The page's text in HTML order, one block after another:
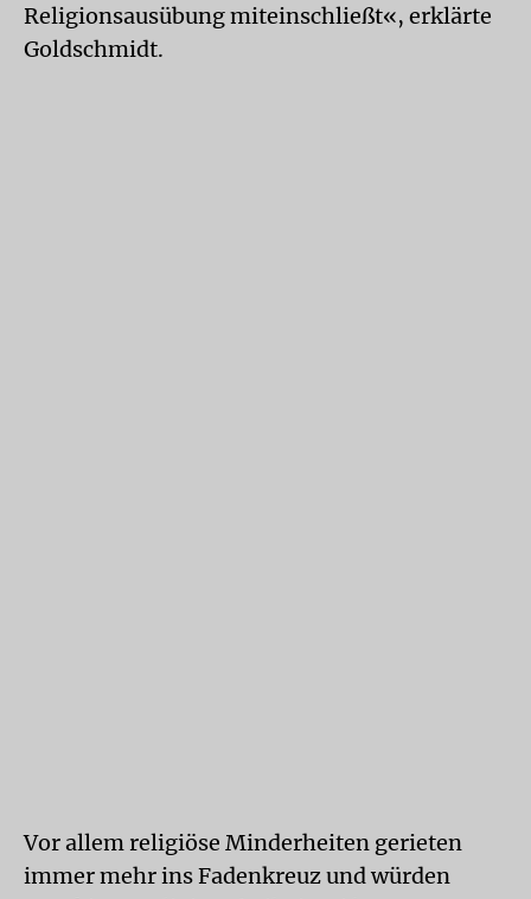
Religionsausübung miteinschließt«, erklärte
Goldschmidt.
Vor allem religiöse Minderheiten gerieten
immer mehr ins Fadenkreuz und würden